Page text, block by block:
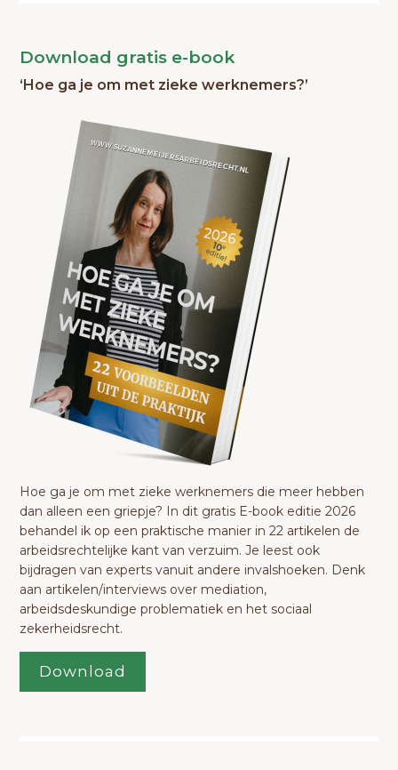
Download gratis e-book
‘Hoe ga je om met zieke werknemers?’
Hoe ga je om met zieke werknemers die meer hebben
dan alleen een griepje? In dit gratis E-book editie 2026
behandel ik op een praktische manier in 22 artikelen de
arbeidsrechtelijke kant van verzuim. Je leest ook
bijdragen van experts vanuit andere invalshoeken. Denk
aan artikelen/interviews over mediation,
arbeidsdeskundige problematiek en het sociaal
zekerheidsrecht.
Download